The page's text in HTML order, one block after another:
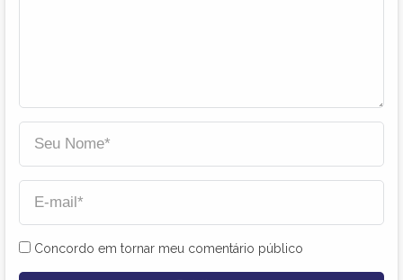
Concordo em tornar meu comentário público